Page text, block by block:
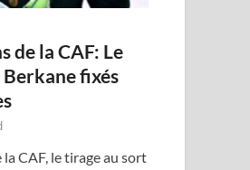
de la CAF: Le
Berkane fixés
CAF, le tirage au sort